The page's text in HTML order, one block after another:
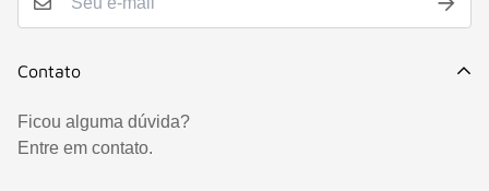
Contato
Ficou alguma dúvida?
Entre em contato.